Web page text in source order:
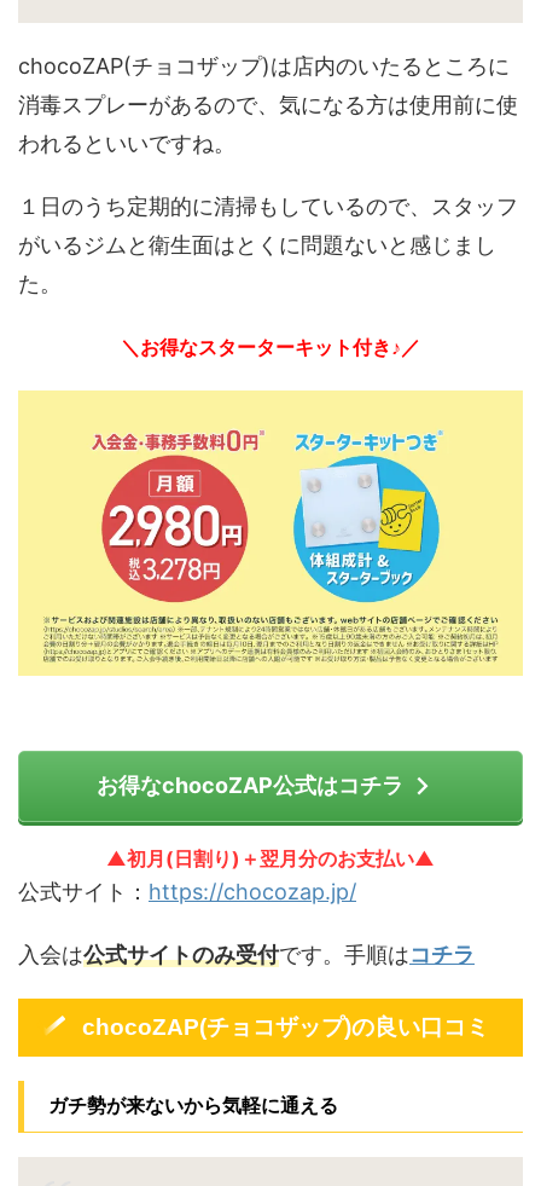
chocoZAP(チョコザップ)は店内のいたるところに
消毒スプレーがあるので、気になる方は使用前に使
われるといいですね。
１日のうち定期的に清掃もしているので、スタッフ
がいるジムと衛生面はとくに問題ないと感じまし
た。
＼お得なスターターキット付き♪／
お得なchocoZAP公式はコチラ
▲初月(日割り)＋翌月分のお支払い▲
公式サイト： https://chocozap.jp/
入会は公式サイトのみ受付です。手順はコチラ
chocoZAP(チョコザップ)の良い口コミ
ガチ勢が来ないから気軽に通える